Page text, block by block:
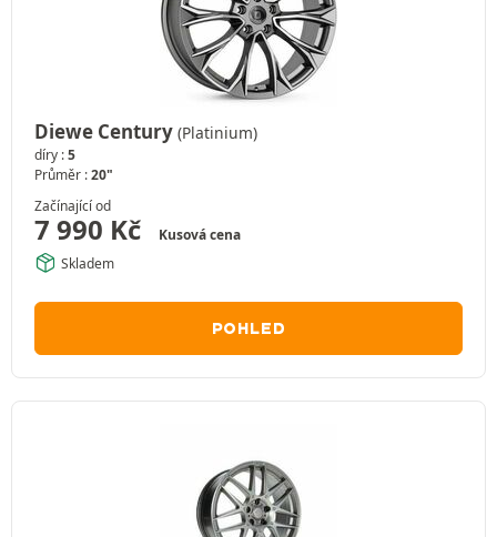
Diewe Century (Platinium)
díry :5
Průměr :20"
Začínající od
7 990 Kč
Kusová cena
Skladem
POHLED